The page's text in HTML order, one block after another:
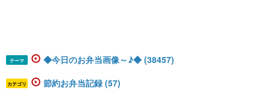
テーマ ◆今日のお弁当画像～♪◆ (38457)
カテゴリ 節約お弁当記録 (57)